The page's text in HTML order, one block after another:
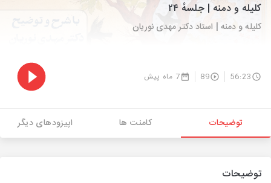
کلیله و دمنه | جلسهٔ ۲۴
کلیله و دمنه | استاد دکتر مهدی نوریان
56:23
89 7 ماه پیش
توضیحات کامنت ها اپیزودهای دیگر
توضیحات